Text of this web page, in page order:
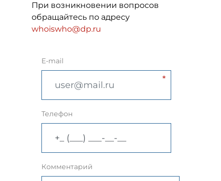
При возникновении вопросов
обращайтесь по адресу
whoiswho@dp.ru
E-mail
Телефон
Комментарий